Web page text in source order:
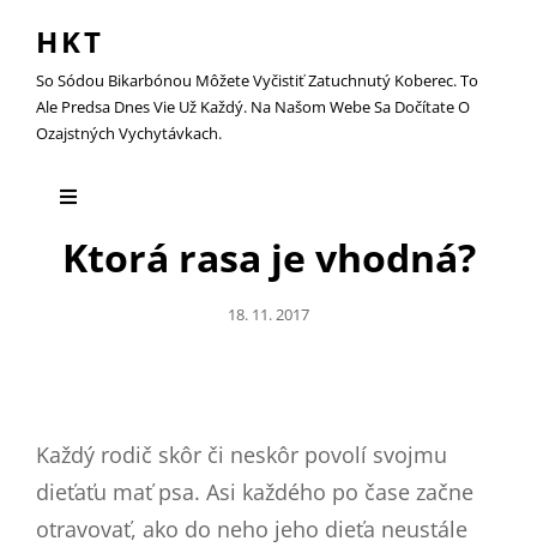
HKT
So Sódou Bikarbónou Môžete Vyčistiť Zatuchnutý Koberec. To
Ale Predsa Dnes Vie Už Každý. Na Našom Webe Sa Dočítate O
Ozajstných Vychytávkach.
Ktorá rasa je vhodná?
Posted
18. 11. 2017
Každý rodič skôr či neskôr povolí svojmu
dieťaťu mať psa. Asi každého po čase začne
otravovať, ako do neho jeho dieťa neustále